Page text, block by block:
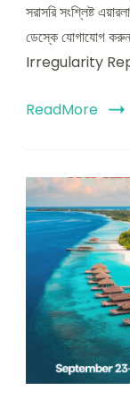
সরাসরি সংশ্লিষ্ট
ডেস্কে যোগাযোগ
Irregularity
ReadMore